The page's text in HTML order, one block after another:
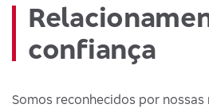
confiança
Somos reconhecidos por